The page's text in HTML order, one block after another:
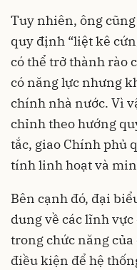
Tuy nhiên, ông
quy định “liệt kê
có thể trở thành rào
có năng lực nhưng
chính nhà nước. Vì
chỉnh theo hướng
tắc, giao Chính phủ
tính linh hoạt và
Bên cạnh đó, đại
dung về các lĩnh
trong chức năng
điều kiện để hệ